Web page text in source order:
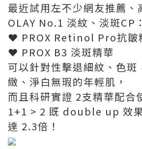
最近試用左不少網友推薦、
OLAY No.1 淡紋、淡斑CP：
❤ PROX Retinol Pro抗皺
❤ PROX B3 淡斑精華
可以針對性擊退細紋、色斑
緻、淨白無瑕的年輕肌，
而且科研實證 2支精華配合
1+1 > 2 既 double up 效
達 2.3倍！